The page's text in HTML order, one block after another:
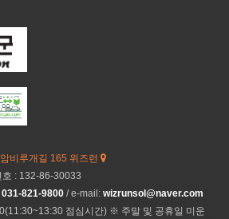
비루개길 165 위즈런
: 132-86-30033
031-821-9800 / e-mail: wizrunsol@naver.com
점심시간) ※ 주말 및 공휴일 미운